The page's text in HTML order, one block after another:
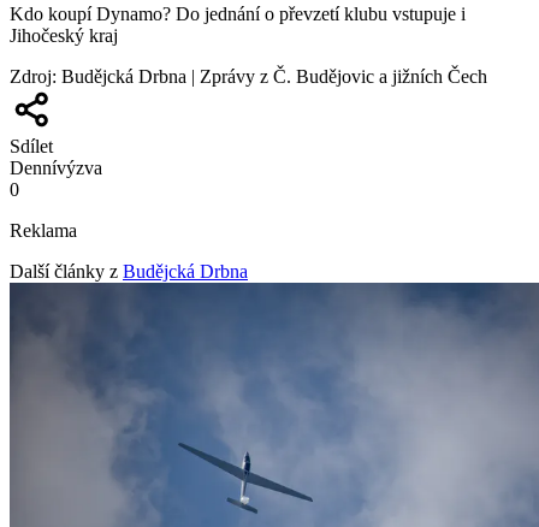
Kdo koupí Dynamo? Do jednání o převzetí klubu vstupuje i
Jihočeský kraj
Zdroj: Budějcká Drbna | Zprávy z Č. Budějovic a jižních Čech
Sdílet
Dennívýzva
0
Reklama
Další články z Budějcká Drbna